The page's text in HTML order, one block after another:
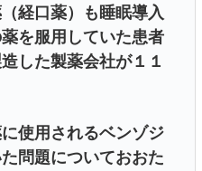
経口薬）も睡眠導入
を服用していた患者
した製薬会社が１１
使用されるベンゾジ
問題についておおた